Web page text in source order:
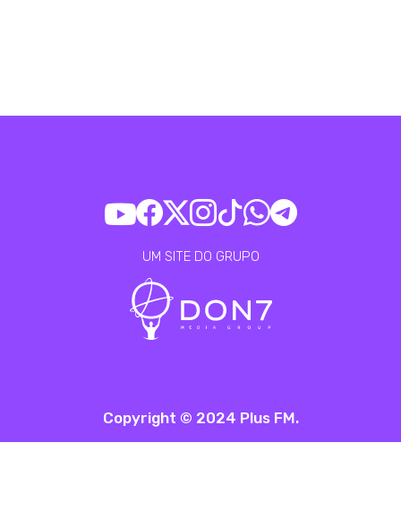
UM SITE DO GRUPO
Copyright © 2024 Plus FM.